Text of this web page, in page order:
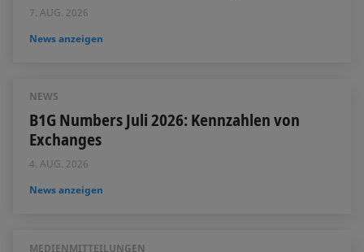
7. AUG. 2026
News anzeigen
NEWS
B1G Numbers Juli 2026: Kennzahlen von
Exchanges
4. AUG. 2026
News anzeigen
MEDIENMITTEILUNGEN